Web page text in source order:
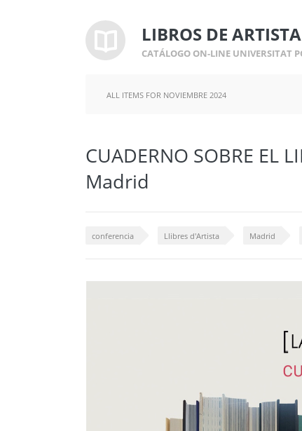
LIBROS DE ARTISTA
CATÁLOGO ON-LINE UNIVERSITAT
ALL ITEMS FOR NOVIEMBRE 2024
CUADERNO SOBRE EL
Madrid
conferencia Llibres d'Artista Madrid